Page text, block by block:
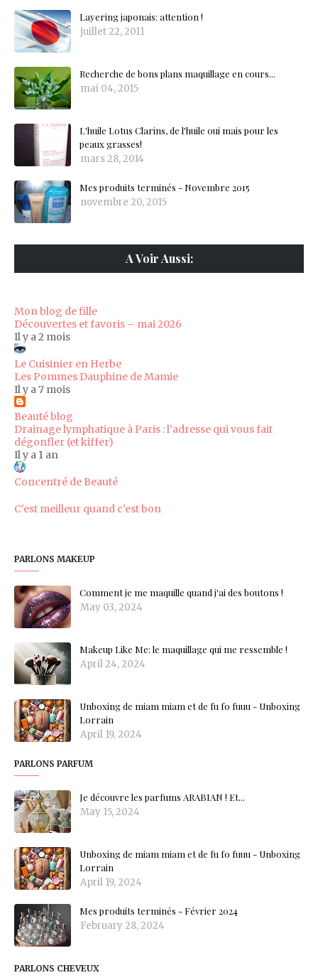
Layering japonais: attention !
juillet 22, 2011
Recherche de bons plans maquillage en cours...
mai 04, 2015
L'huile Lotus Clarins, de l'huile oui mais pour les
peaux grasses!
mars 28, 2014
Mes produits terminés - Novembre 2015
novembre 20, 2015
A Voir Aussi:
Mon blog de fille
Découvertes et favoris – mai 2026
Il y a 2 mois
Le Cuisinier en Herbe
Les Pommes Dauphine de Mamie
Il y a 7 mois
Beauté blog
Drainage lymphatique à Paris : l’adresse qui vous fait
dégonfler (et kiffer)
Il y a 1 an
Concentré de Beauté
C'est meilleur quand c'est bon
PARLONS MAKEUP
Comment je me maquille quand j'ai des boutons !
May 03, 2024
Makeup Like Me: le maquillage qui me ressemble !
April 24, 2024
Unboxing de miam miam et de fu fo fuuu - Unboxing
Lorrain
April 19, 2024
PARLONS PARFUM
Je découvre les parfums ARABIAN ! Et...
May 15, 2024
Unboxing de miam miam et de fu fo fuuu - Unboxing
Lorrain
April 19, 2024
Mes produits terminés - Février 2024
February 28, 2024
PARLONS CHEVEUX